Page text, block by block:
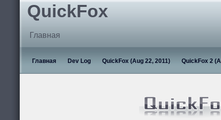
QuickFox
Главная
Главная Dev Log QuickFox (Aug 22, 2011) QuickFox 2